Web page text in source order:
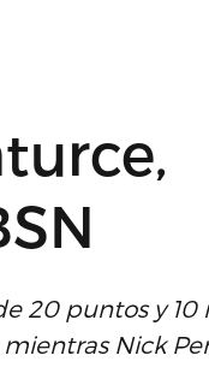
20 puntos y 10
Nick